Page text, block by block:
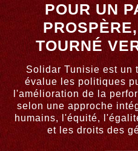
POUR UN
TOURNÉ
Solidar Tunisie est un
évalue les politiques
l'amélioration de la
selon une approche
humains, l'équité,
et les droits des